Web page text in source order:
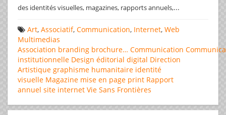
des identités visuelles, magazines, rapports annuels,...
Art, Associatif, Communication, Internet, Web
Multimedias
Association branding brochure… Communication
institutionnelle Design éditorial digital Direction
Artistique graphisme humanitaire identité
visuelle Magazine mise en page print Rapport
annuel site internet Vie Sans Frontières